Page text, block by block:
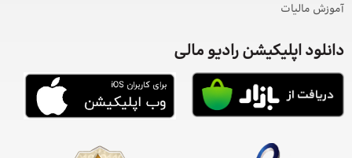
آموزش مالیات
دانلود اپلیکیشن رادیو مالی